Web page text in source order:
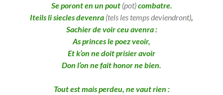
Se poront en un pout (pot)combatre.
Iteils li siecles devenra (tels les temps deviendront),
Sachier de voir ceu avenra :
As princes le poez veoir,
Et k’on ne doit prisier avoir
Don l’on ne fait honor ne bien.
Tout est mais perdeu, ne vaut rien :